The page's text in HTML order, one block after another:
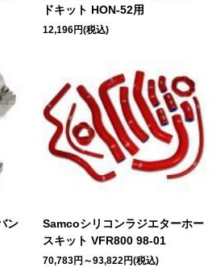
ドキット HON-52用
12,196円(税込)
ン
Samcoシリコンラジエターホー
スキット VFR800 98-01
70,783円～93,822円(税込)